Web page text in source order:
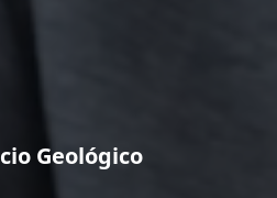
Geológico